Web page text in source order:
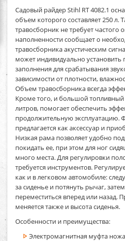
Садовый райдер Stihl RT 4082.1
объем которого составляет 250 л.
травосборник не требует частого
наполненности сообщает о
травосборника акустическим
может индивидуально установить
заполнения для срабатывания
зависимости от плотности,
Объем травосборника всегда
Кроме того, и большой
литров, помогает обеспечить
продолжительную эксплуатацию.
предлагается как аксессуар и
Низкая рама позволяет удобно
покидать ее, при этом для ног
много места. Для регулировки
требуется инструментов.
как и в легковом автомобиле:
за сиденье и потянуть рычаг,
переместиться вперед или назад.
меняется также и высота сиденья.
Особенности и преимущества:
Электромагнитная муфта